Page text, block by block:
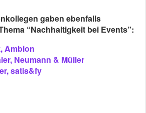
gaben ebenfalls
“Nachhaltigkeit bei Events”:
Ambion
Neumann & Müller
satis&fy